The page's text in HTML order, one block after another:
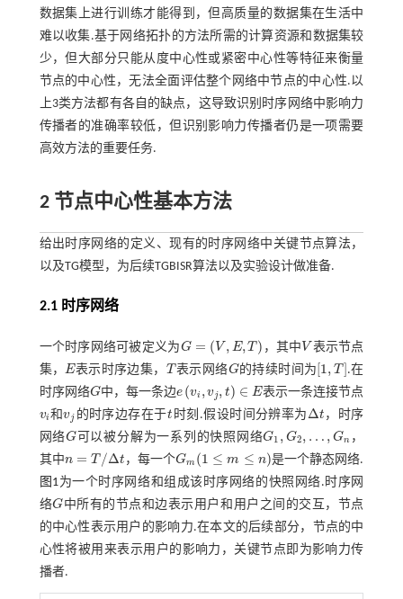
数据集上进行训练才能得到，但高质量的数据集在生活中
难以收集.基于网络拓扑的方法所需的计算资源和数据集较
少，但大部分只能从度中心性或紧密中心性等特征来衡量
节点的中心性，无法全面评估整个网络中节点的中心性.以
上3类方法都有各自的缺点，这导致识别时序网络中影响力
传播者的准确率较低，但识别影响力传播者仍是一项需要
高效方法的重要任务.
2 节点中心性基本方法
给出时序网络的定义、现有的时序网络中关键节点算法，
以及TG模型，为后续TGBISR算法以及实验设计做准备.
2.1 时序网络
一个时序网络可被定义为G = ( V , E,T)
G= (V, E ,T ) ，其中 V
V 表示节点
集，E
E 表示时序边集， T
T 表示网络G
G的持续时间为 [1, T ]
1,T]
.在
时序网络G
G中，每一条边e (vi ,vj , t) ∈ E
evi,vj , t∈ E 表示一条连接节点
vi
vi 和vj
vj 的时序边存在于t
t 时刻.假设时间分辨率为Δt
Δt ，时序
网络G
G可以被分解为一系列的快照网络G1 , G2, … , Gn
G1,G2,… , G n
，
其中n = T /Δt
n= T/ Δt ，每一个Gm (1 ≤ m ≤ n)
Gm(1≤ m≤ n)
是一个静态网络.
图1为一个时序网络和组成该时序网络的快照网络.时序网
络G
G中所有的节点和边表示用户和用户之间的交互，节点
的中心性表示用户的影响力.在本文的后续部分，节点的中
心性将被用来表示用户的影响力，关键节点即为影响力传
播者.